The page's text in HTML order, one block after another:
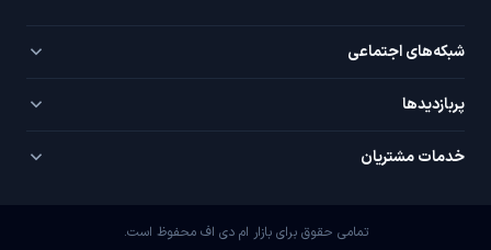
شبکه‌های اجتماعی
تلگرام
پربازدید‌ها
PVC سفید
خدمات مشتریان
تمامی حقوق برای بازار ام دی اف محفوظ است.